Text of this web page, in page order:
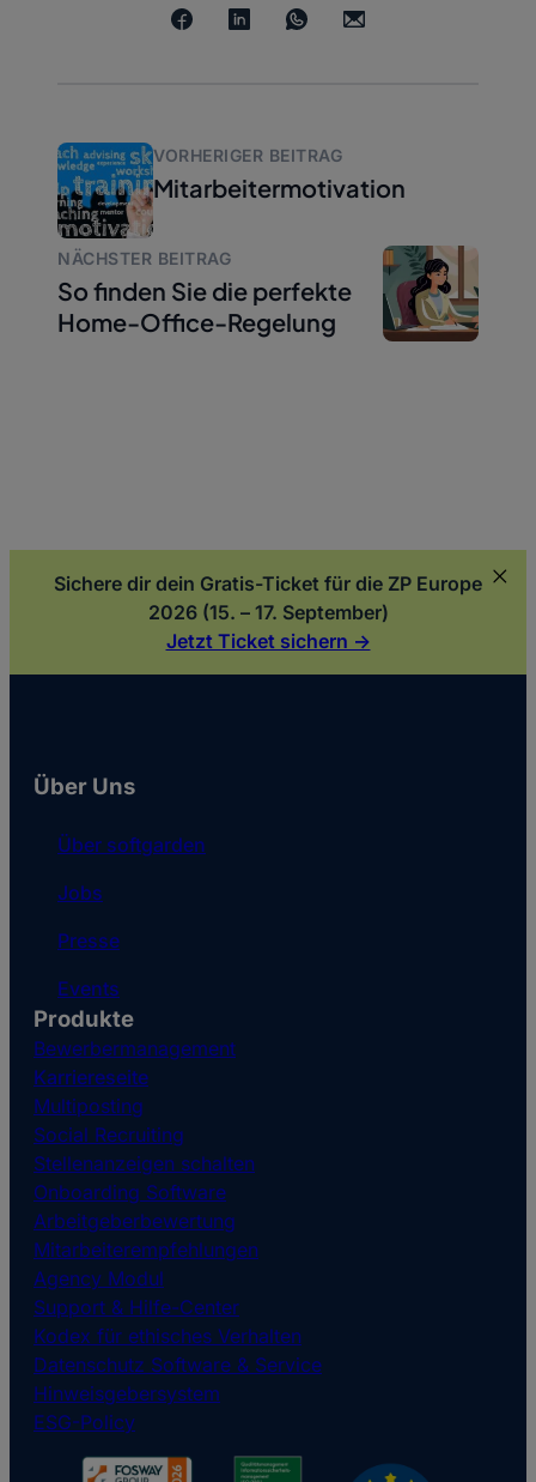
VORHERIGER BEITRAG
Mitarbeitermotivation
NÄCHSTER BEITRAG
So finden Sie die perfekte
Home-Office-Regelung
Sichere dir dein Gratis-Ticket für die ZP Europe
2026 (15. – 17. September)
Jetzt Ticket sichern ->
Über Uns
Über softgarden
Jobs
Presse
Events
Produkte
Bewerbermanagement
Karriereseite
Multiposting
Social Recruiting
Stellenanzeigen schalten
Onboarding Software
Arbeitgeberbewertung
Mitarbeiterempfehlungen
Agency Modul
Support & Hilfe-Center
Kodex für ethisches Verhalten
Datenschutz Software & Service
Hinweisgebersystem
ESG-Policy